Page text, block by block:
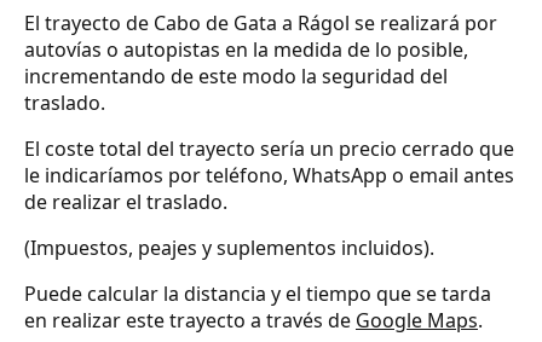
El trayecto de Cabo de Gata a Rágol se realizará por
autovías o autopistas en la medida de lo posible,
incrementando de este modo la seguridad del
traslado.
El coste total del trayecto sería un precio cerrado que
le indicaríamos por teléfono, WhatsApp o email antes
de realizar el traslado.
(Impuestos, peajes y suplementos incluidos).
Puede calcular la distancia y el tiempo que se tarda
en realizar este trayecto a través de Google Maps.